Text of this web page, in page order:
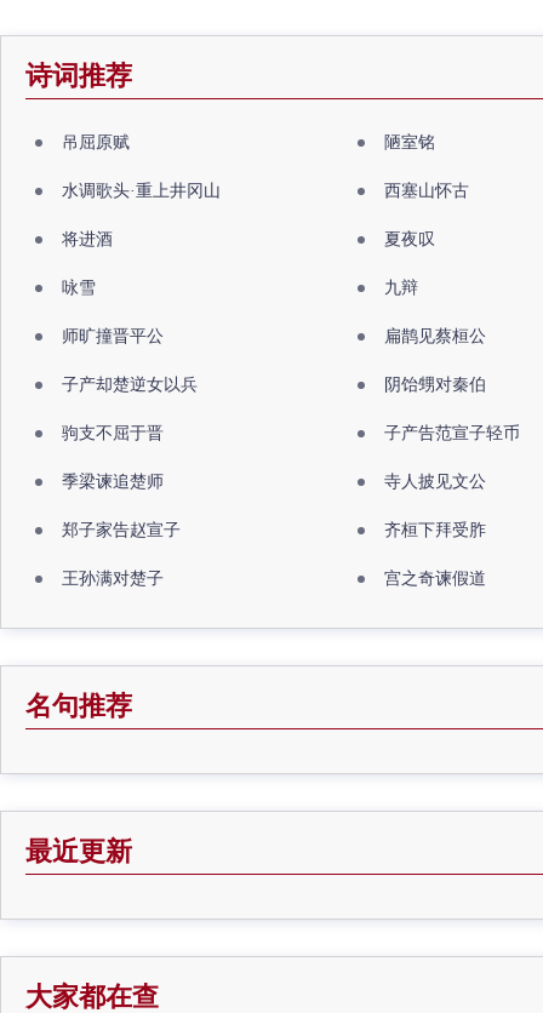
诗词推荐
吊屈原赋 陋室铭
水调歌头·重上井冈山 西塞山怀古
将进酒 夏夜叹
咏雪 九辩
师旷撞晋平公 扁鹊见蔡桓公
子产却楚逆女以兵 阴饴甥对秦伯
驹支不屈于晋 子产告范宣子轻币
季梁谏追楚师 寺人披见文公
郑子家告赵宣子 齐桓下拜受胙
王孙满对楚子 宫之奇谏假道
名句推荐
最近更新
大家都在查